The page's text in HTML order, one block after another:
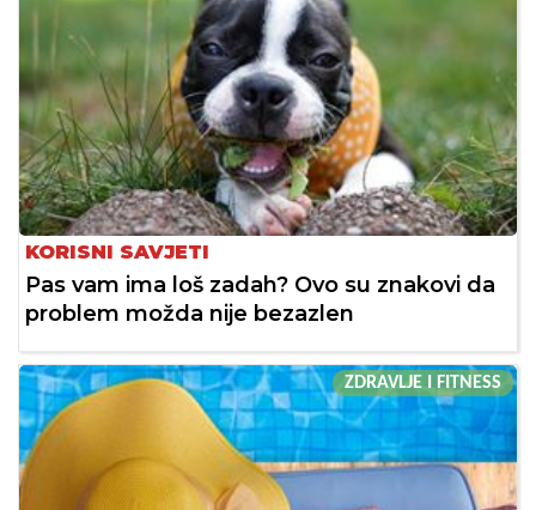
KORISNI SAVJETI
Pas vam ima loš zadah? Ovo su znakovi da
problem možda nije bezazlen
ZDRAVLJE I FITNESS